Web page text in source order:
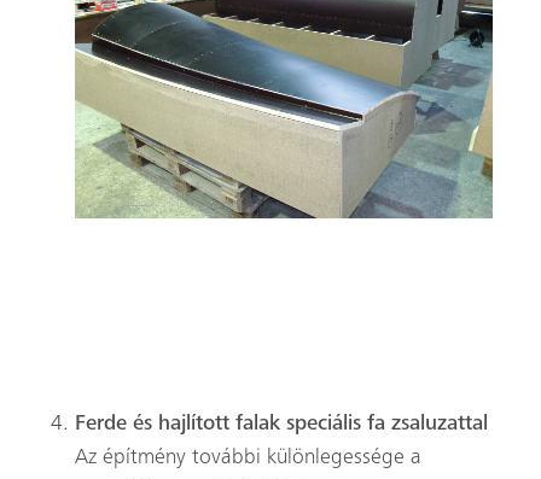
Ferde és hajlított falak speciális fa zsaluzattal
Az építmény további különlegessége a